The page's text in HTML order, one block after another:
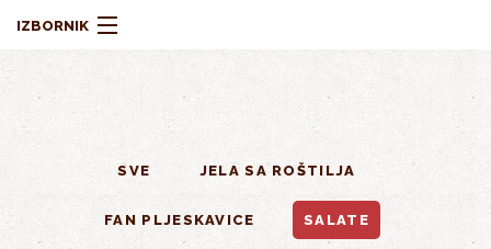
Skoči na glavni sadržaj
IZBORNIK
SVE JELA SA ROŠTILJA
FAN PLJESKAVICE SALATE